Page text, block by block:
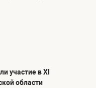
участие в XI
области